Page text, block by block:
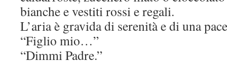
bianche e vestiti rossi e regali.
L’aria è gravida di serenità e di una
“Figlio mio…”
“Dimmi Padre.”